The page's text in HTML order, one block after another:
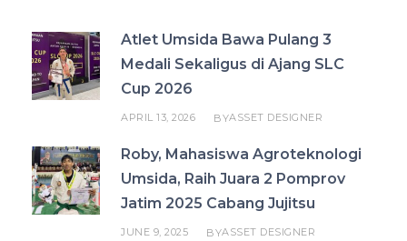
Atlet Umsida Bawa Pulang 3
Medali Sekaligus di Ajang SLC
Cup 2026
APRIL 13, 2026 BYASSET DESIGNER
Roby, Mahasiswa Agroteknologi
Umsida, Raih Juara 2 Pomprov
Jatim 2025 Cabang Jujitsu
JUNE 9, 2025 BYASSET DESIGNER